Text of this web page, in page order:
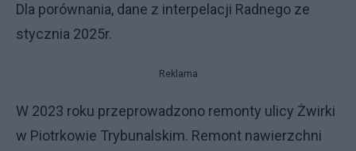
Dla porównania, dane z interpelacji Radnego ze
stycznia 2025r.
Reklama
W 2023 roku przeprowadzono remonty ulicy Żwirki
w Piotrkowie Trybunalskim. Remont nawierzchni